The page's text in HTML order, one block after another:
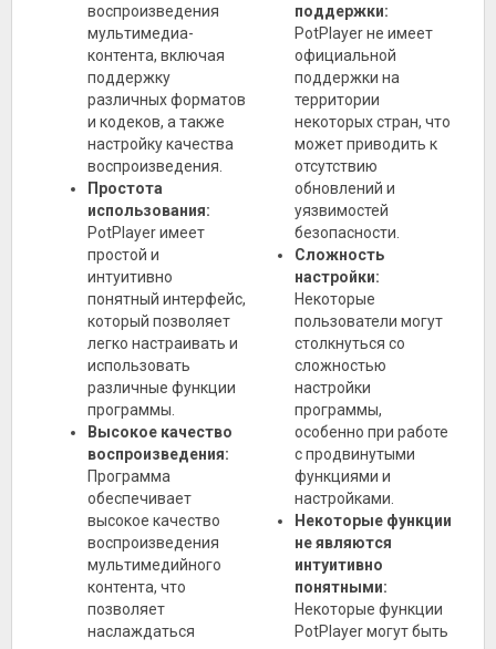
воспроизведения
мультимедиа-
контента, включая
поддержку
различных форматов
и кодеков, а также
настройку качества
воспроизведения.
Простота
использования:
PotPlayer имеет
простой и
интуитивно
понятный интерфейс,
который позволяет
легко настраивать и
использовать
различные функции
программы.
Высокое качество
воспроизведения:
Программа
обеспечивает
высокое качество
воспроизведения
мультимедийного
контента, что
позволяет
наслаждаться
поддержки:
PotPlayer не имеет
официальной
поддержки на
территории
некоторых стран, что
может приводить к
отсутствию
обновлений и
уязвимостей
безопасности.
Сложность
настройки:
Некоторые
пользователи могут
столкнуться со
сложностью
настройки
программы,
особенно при работе
с продвинутыми
функциями и
настройками.
Некоторые функции
не являются
интуитивно
понятными:
Некоторые функции
PotPlayer могут быть